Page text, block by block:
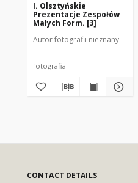
I. Olsztyńskie
Prezentacje Zespołów
Małych Form. [3]
Autor fotografii nieznany
fotografia
CONTACT DETAILS